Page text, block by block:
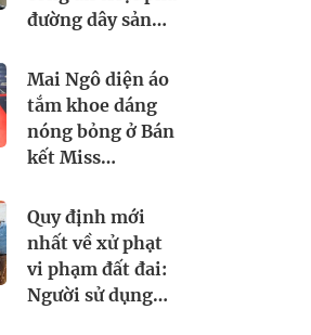
đường dây sản
hóa chất, tịch
thu 5.300 lít và
loạt máy pha
trộn công
Mai Ngô diện áo
tắm khoe dáng
nóng bỏng ở Bán
kết Miss
2026, ban tổ
chức bị chê thiếu
chỉn chu
Quy định mới
nhất về xử phạt
vi phạm đất đai:
Người sử dụng